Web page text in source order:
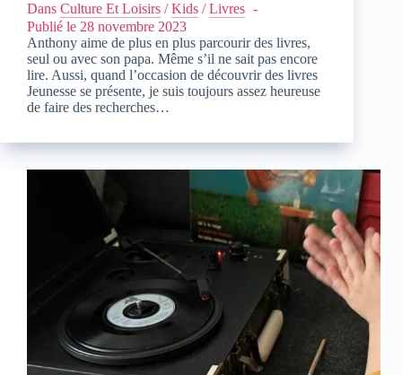
Dans Culture Et Loisirs /Kids /Livres
Publié le 28 novembre 2023
Anthony aime de plus en plus parcourir des livres,
seul ou avec son papa. Même s’il ne sait pas encore
lire. Aussi, quand l’occasion de découvrir des livres
Jeunesse se présente, je suis toujours assez heureuse
de faire des recherches…